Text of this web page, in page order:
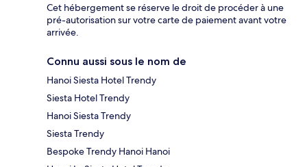
Cet hébergement se réserve le droit de procéder à une
pré-autorisation sur votre carte de paiement avant votre
arrivée.
Connu aussi sous le nom de
Hanoi Siesta Hotel Trendy
Siesta Hotel Trendy
Hanoi Siesta Trendy
Siesta Trendy
Bespoke Trendy Hanoi Hanoi